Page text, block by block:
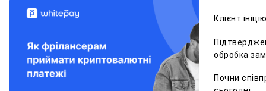
Клієнт
обробка
Почни